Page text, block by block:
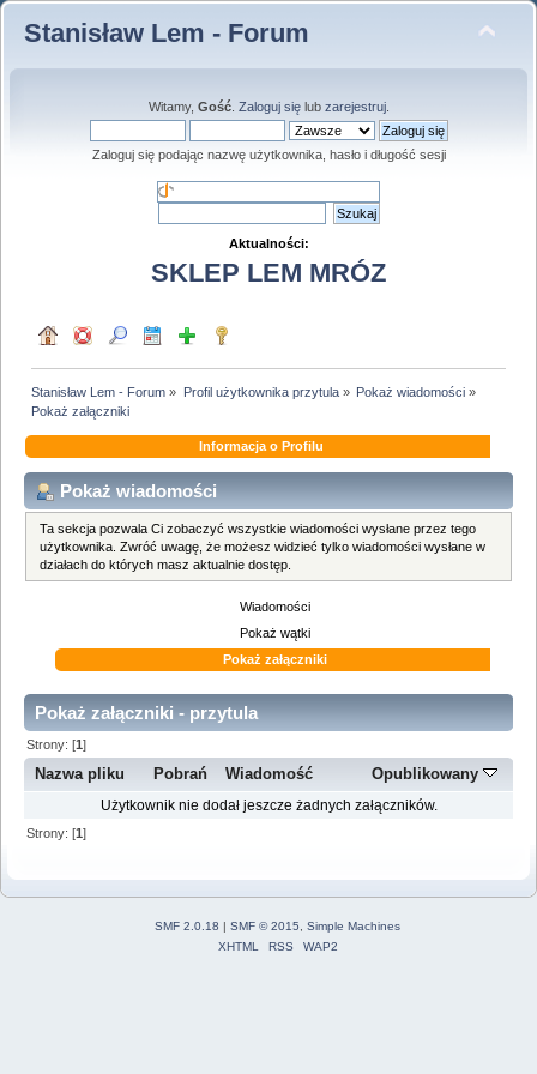
Stanisław Lem - Forum
Witamy, Gość. Zaloguj sięlub zarejestruj.
Zaloguj się podając nazwę użytkownika, hasło i długość sesji
Aktualności:
SKLEP LEM MRÓZ
Stanisław Lem - Forum » Profil użytkownika przytula» Pokaż wiadomości»
Pokaż załączniki
Informacja o Profilu
Pokaż wiadomości
Ta sekcja pozwala Ci zobaczyć wszystkie wiadomości wysłane przez tego
użytkownika. Zwróć uwagę, że możesz widzieć tylko wiadomości wysłane w
działach do których masz aktualnie dostęp.
Wiadomości
Pokaż wątki
Pokaż załączniki
Pokaż załączniki - przytula
Strony: [1]
Nazwa pliku Pobrań Wiadomość Opublikowany
Użytkownik nie dodał jeszcze żadnych załączników.
Strony: [1]
SMF 2.0.18 | SMF © 2015
Simple Machines
XHTML
RSS WAP2